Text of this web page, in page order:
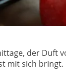
der Duft
mit sich